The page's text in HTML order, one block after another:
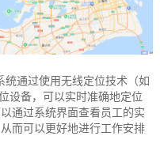
通过使用无线定位技术（如
设备，可以实时准确地定位
通过系统界面查看员工的实
而可以更好地进行工作安排